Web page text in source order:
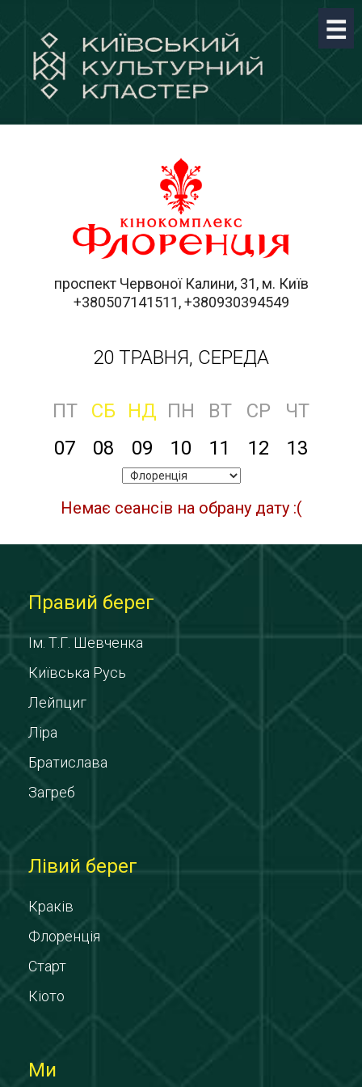
проспект Червоної Калини, 31, м. Київ
+380507141511, +380930394549
20 ТРАВНЯ, СЕРЕДА
ПТ СБ НД ПН ВТ СР
ЧТ
07
08 09 10 11 12 13
Немає сеансів на обрану дату :(
Правий берег
Ім. Т.Г. Шевченка
Київська Русь
Лейпциг
Ліра
Братислава
Загреб
Лівий берег
Краків
Флоренція
Старт
Кіото
Ми